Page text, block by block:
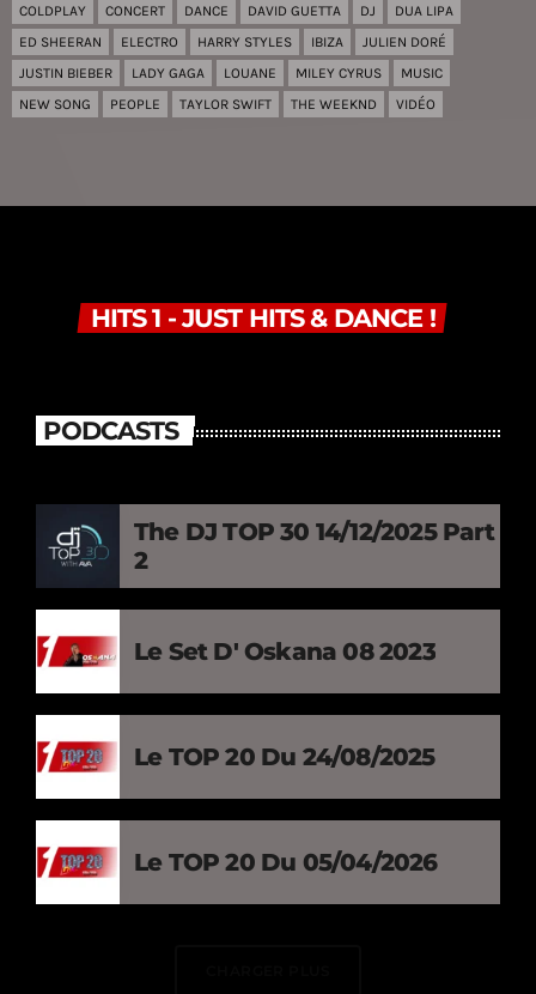
COLDPLAY
CONCERT DANCE DAVID GUETTA DJ
DUA LIPA
ED SHEERAN
ELECTRO HARRY STYLES IBIZA
JULIEN DORÉ
JUSTIN BIEBER
LADY GAGA LOUANE MILEY CYRUS
MUSIC
NEW SONG
PEOPLE TAYLOR SWIFT THE WEEKND VIDÉO
HITS 1 - JUST HITS & DANCE !
PODCASTS
The DJ TOP 30 14/12/2025 Part
2
Le Set D' Oskana 08 2023
Le TOP 20 Du 24/08/2025
Le TOP 20 Du 05/04/2026